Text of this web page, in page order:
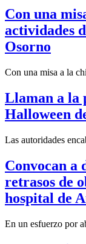
Con una
actividades
Osorno
Con una misa a la
Llaman a la
Halloween
Las autoridades
Convocan a
retrasos de
hospital de
En un esfuerzo por